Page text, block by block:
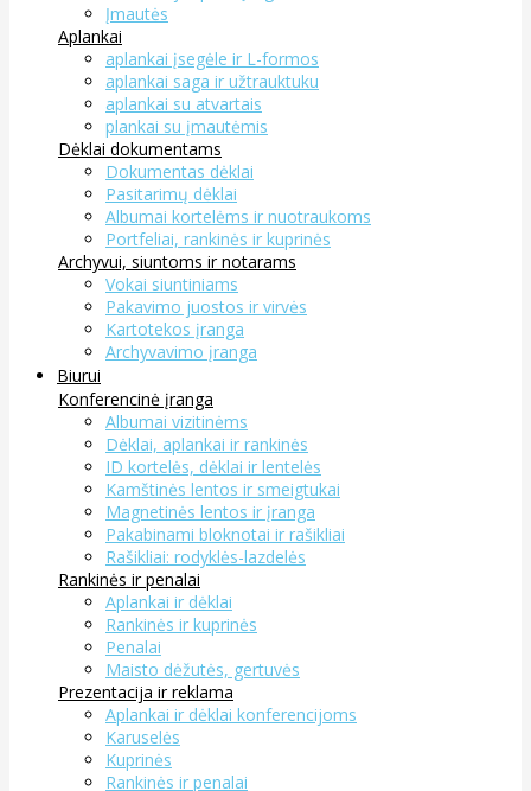
Įmautės
Aplankai
aplankai įsegėle ir L-formos
aplankai saga ir užtrauktuku
aplankai su atvartais
plankai su įmautėmis
Dėklai dokumentams
Dokumentas dėklai
Pasitarimų dėklai
Albumai kortelėms ir nuotraukoms
Portfeliai, rankinės ir kuprinės
Archyvui, siuntoms ir notarams
Vokai siuntiniams
Pakavimo juostos ir virvės
Kartotekos įranga
Archyvavimo įranga
Biurui
Konferencinė įranga
Albumai vizitinėms
Dėklai, aplankai ir rankinės
ID kortelės, dėklai ir lentelės
Kamštinės lentos ir smeigtukai
Magnetinės lentos ir įranga
Pakabinami bloknotai ir rašikliai
Rašikliai: rodyklės-lazdelės
Rankinės ir penalai
Aplankai ir dėklai
Rankinės ir kuprinės
Penalai
Maisto dėžutės, gertuvės
Prezentacija ir reklama
Aplankai ir dėklai konferencijoms
Karuselės
Kuprinės
Rankinės ir penalai